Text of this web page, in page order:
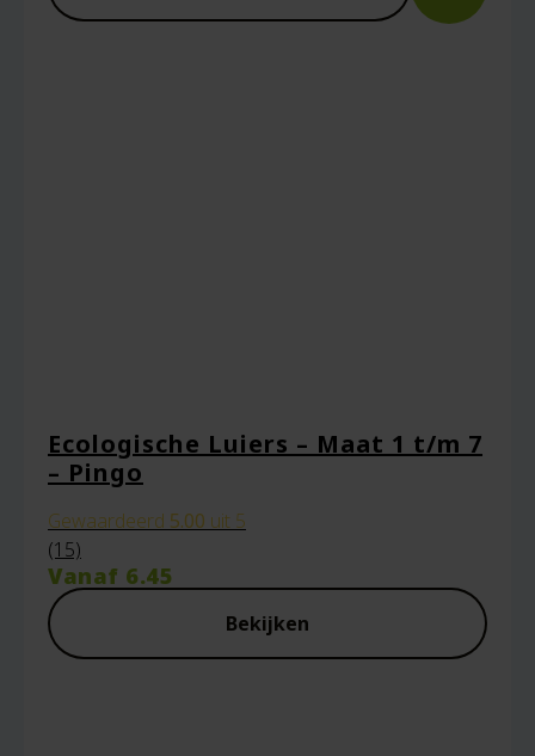
Ecologische Luiers – Maat 1 t/m 7
– Pingo
Gewaardeerd 5.00 uit 5
(15)
Vanaf 6.45
Bekijken